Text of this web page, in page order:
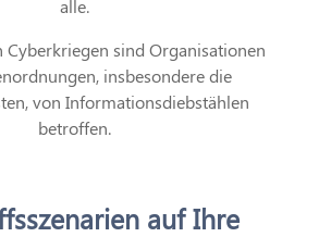
alle.
Cyberkriegen sind Organisationen
insbesondere die
von Informationsdiebstählen
betroffen.
auf Ihre